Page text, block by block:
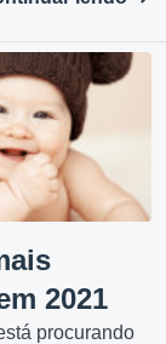
2021
procurando